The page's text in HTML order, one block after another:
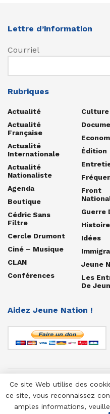
Lettre d’information
Courriel
Rubriques
Actualité
Actualité
Française
Actualité
Internationale
Actualité
Nationaliste
Agenda
Boutique
Cédric Sans
Filtre
Cercle Drumont
Ciné – Musique
CLAN
Conférences
Culture
Édition
Front
Guerre
Histoire
Idées
Jeune
Les
De
Aidez Jeune Nation !
© 1958-2025 Jeune Nation
Ce site Web utilise des
ce site, vous reconnaissez
amples informations,